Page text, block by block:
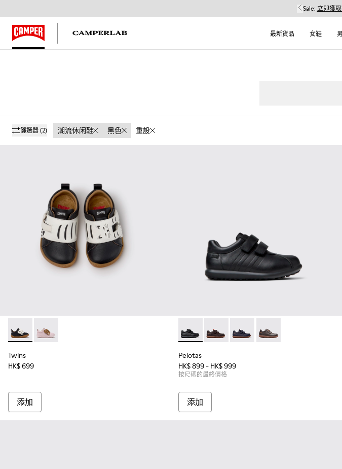
Sale: 立即獲
最新貨品 女鞋
篩選器(2) 潮流休闲鞋 黑色 重設
Twins - K800714-002 - 童裝黑色及白色皮革運動鞋。
Twins - K800714-001
Twins
HK$ 699
添加
Pelotas - 80353-009 - 童裝黑色皮革和織物鞋
Pelotas - 80353-044
Pelotas - 80353-043
Pelotas - 80353-037
Pelotas
HK$ 899 - HK$ 999
按尺碼的最終價格
添加